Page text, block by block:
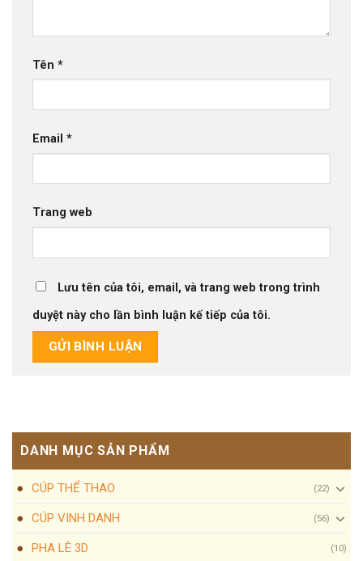
Tên *
Email *
Trang web
Lưu tên của tôi, email, và trang web trong trình
duyệt này cho lần bình luận kế tiếp của tôi.
DANH MỤC SẢN PHẨM
CÚP THỂ THAO (22)
CÚP VINH DANH (56)
PHA LÊ 3D (10)